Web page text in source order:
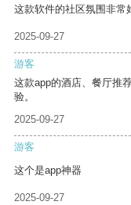
这款软件的社区氛围非常
2025-09-27
游客
这款app的酒店、餐厅推
验。
2025-09-27
游客
这个是app神器
2025-09-27